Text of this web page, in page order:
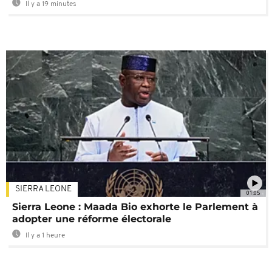
Il y a 19 minutes
01:05
SIERRA LEONE
Sierra Leone : Maada Bio exhorte le Parlement à
adopter une réforme électorale
Il y a 1 heure